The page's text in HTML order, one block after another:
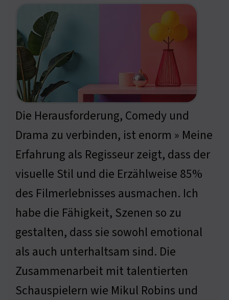
Die Herausforderung, Comedy und
Drama zu verbinden, ist enorm » Meine
Erfahrung als Regisseur zeigt, dass der
visuelle Stil und die Erzählweise 85%
des Filmerlebnisses ausmachen. Ich
habe die Fähigkeit, Szenen so zu
gestalten, dass sie sowohl emotional
als auch unterhaltsam sind. Die
Zusammenarbeit mit talentierten
Schauspielern wie Mikul Robins und